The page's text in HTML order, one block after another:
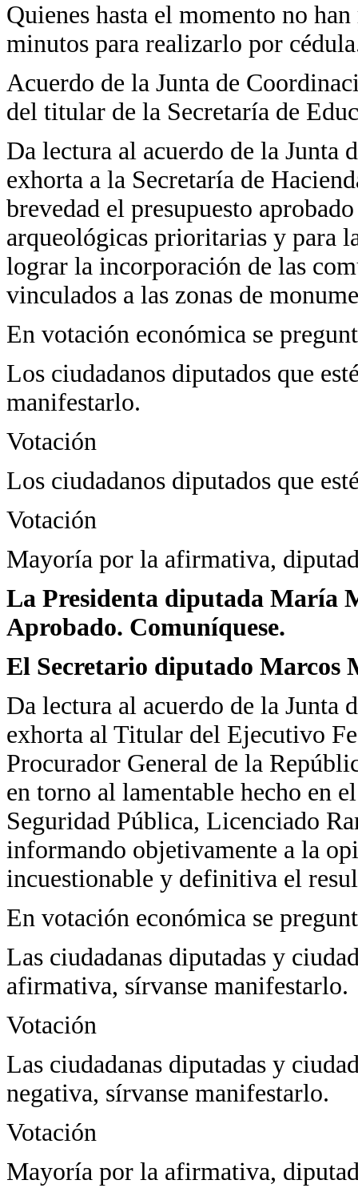
Quienes hasta el momento no
minutos para realizarlo por
Acuerdo de la Junta de
del titular de la Secretaría de
Da lectura al acuerdo de la Junta
exhorta a la Secretaría de
brevedad el presupuesto
arqueológicas prioritarias y para
lograr la incorporación de las
vinculados a las zonas de
En votación económica se
Los ciudadanos diputados que
manifestarlo.
Votación
Los ciudadanos diputados que
Votación
Mayoría por la afirmativa,
La Presidenta diputada María
Aprobado. Comuníquese.
El Secretario diputado Marcos
Da lectura al acuerdo de la Junta
exhorta al Titular del Ejecutivo
Procurador General de la
en torno al lamentable hecho en
Seguridad Pública, Licenciado
informando objetivamente a la
incuestionable y definitiva el
En votación económica se
Las ciudadanas diputadas y
afirmativa, sírvanse manifestarlo.
Votación
Las ciudadanas diputadas y
negativa, sírvanse manifestarlo.
Votación
Mayoría por la afirmativa,